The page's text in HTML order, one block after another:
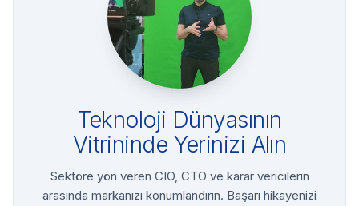
Teknoloji Dünyasının
Vitrininde Yerinizi Alın
Sektöre yön veren CIO, CTO ve karar vericilerin
arasında markanızı konumlandırın. Başarı hikayenizi